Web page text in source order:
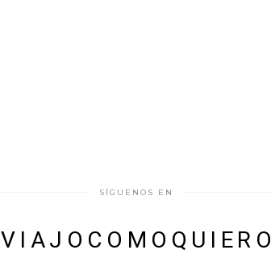
SÍGUENOS EN
VIAJOCOMOQUIERO